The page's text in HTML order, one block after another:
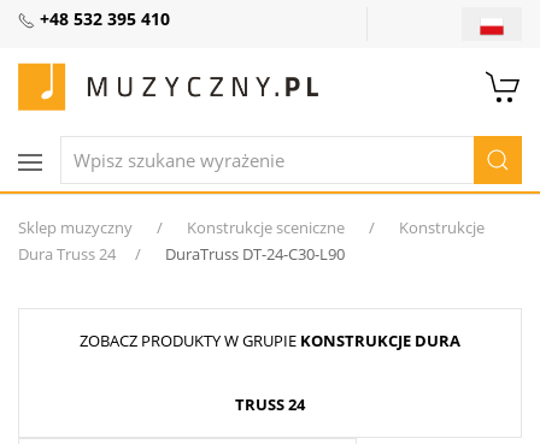
+48 532 395 410
Sklep muzyczny Konstrukcje sceniczne
Konstrukcje
Dura Truss 24
DuraTruss DT-24-C30-L90
ZOBACZ PRODUKTY W GRUPIE KONSTRUKCJE DURA
TRUSS 24